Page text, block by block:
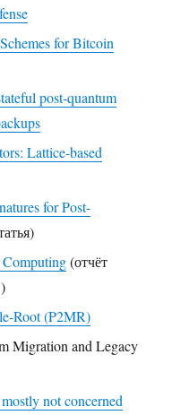
for Bitcoin
post-quantum
Lattice-based
for Post-
(отчёт
Root (P2MR)
Migration and Legacy
not concerned